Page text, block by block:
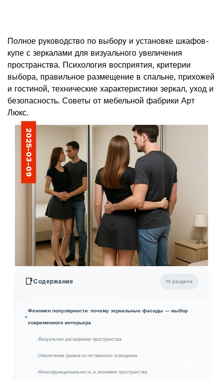
Полное руководство по выбору и установке шкафов-
купе с зеркалами для визуального увеличения
пространства. Психология восприятия, критерии
выбора, правильное размещение в спальне, прихожей
и гостиной, технические характеристики зеркал, уход и
безопасность. Советы от мебельной фабрики Арт
Люкс.
2025-03-09
📑Содержание 12 раздела
Феномен популярности: почему зеркальные фасады — выбор
современного интерьера
Визуальное расширение пространства
Увеличение уровня естественного освещения
Многофункциональность и экономия пространства